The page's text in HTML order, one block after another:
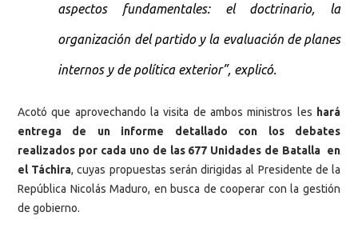
aspectos fundamentales: el doctrinario, la
organización del partido y la evaluación de planes
internos y de política exterior”, explicó.
Acotó que aprovechando la visita de ambos ministros les hará
entrega de un informe detallado con los debates
realizados por cada uno de las 677 Unidades de Batalla en
el Táchira, cuyas propuestas serán dirigidas al Presidente de la
República Nicolás Maduro, en busca de cooperar con la gestión
de gobierno.